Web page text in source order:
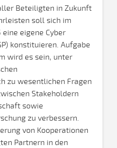
Beteiligten in Zukunft
soll sich im
eine eigene Cyber
konstituieren. Aufgabe
wird es sein, unter
zu wesentlichen Fragen
Stakeholdern
sowie
zu verbessern.
von Kooperationen
Partnern in den